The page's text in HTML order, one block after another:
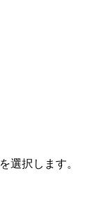
選択します。